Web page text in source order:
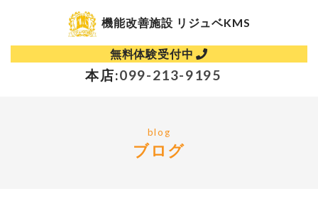
機能改善施設 リジュベKMS
無料体験受付中
本店:099-213-9195
blog
ブログ